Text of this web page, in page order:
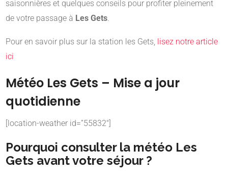
saisonnières et quelques conseils pour profiter pleinement
de votre passage à Les Gets
Pour en savoir plus sur la station les Gets, lisez notre article
ici
Météo Les Gets – Mise a jour
quotidienne
[location-weather id=”55832″]
Pourquoi consulter la météo Les
Gets avant votre séjour ?